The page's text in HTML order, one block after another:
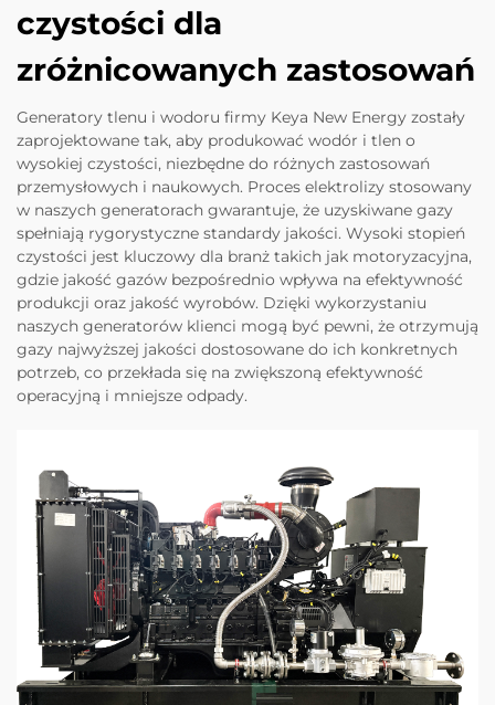
czystości dla
zróżnicowanych zastosowań
Generatory tlenu i wodoru firmy Keya New Energy zostały
zaprojektowane tak, aby produkować wodór i tlen o
wysokiej czystości, niezbędne do różnych zastosowań
przemysłowych i naukowych. Proces elektrolizy stosowany
w naszych generatorach gwarantuje, że uzyskiwane gazy
spełniają rygorystyczne standardy jakości. Wysoki stopień
czystości jest kluczowy dla branż takich jak motoryzacyjna,
gdzie jakość gazów bezpośrednio wpływa na efektywność
produkcji oraz jakość wyrobów. Dzięki wykorzystaniu
naszych generatorów klienci mogą być pewni, że otrzymują
gazy najwyższej jakości dostosowane do ich konkretnych
potrzeb, co przekłada się na zwiększoną efektywność
operacyjną i mniejsze odpady.